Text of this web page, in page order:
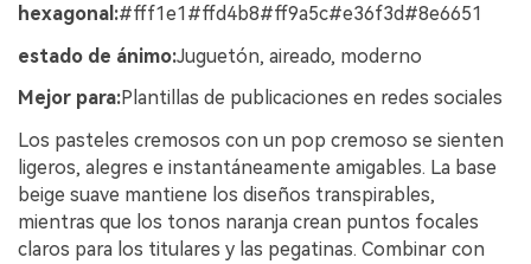
hexagonal:#fff1e1#ffd4b8#ff9a5c#e36f3d#8e6651
estado de ánimo:Juguetón, aireado, moderno
Mejor para:Plantillas de publicaciones en redes sociales
Los pasteles cremosos con un pop cremoso se sienten
ligeros, alegres e instantáneamente amigables. La base
beige suave mantiene los diseños transpirables,
mientras que los tonos naranja crean puntos focales
claros para los titulares y las pegatinas. Combinar con